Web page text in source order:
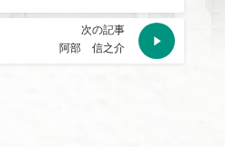
次の記事
阿部 信之介